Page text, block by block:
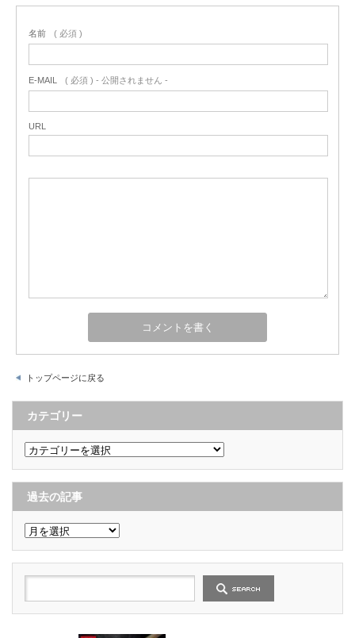
名前 ( 必須 )
E-MAIL ( 必須 ) - 公開されません -
URL
トップページに戻る
カテゴリー
カ
テ
ゴ
リ
ー
過去の記事
過
去
の
記
事